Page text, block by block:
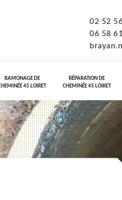
02 52
06 58
RAMONAGE DE
45 LOIRET
RÉPARATION DE
CHEMINÉE 45 LOIRET